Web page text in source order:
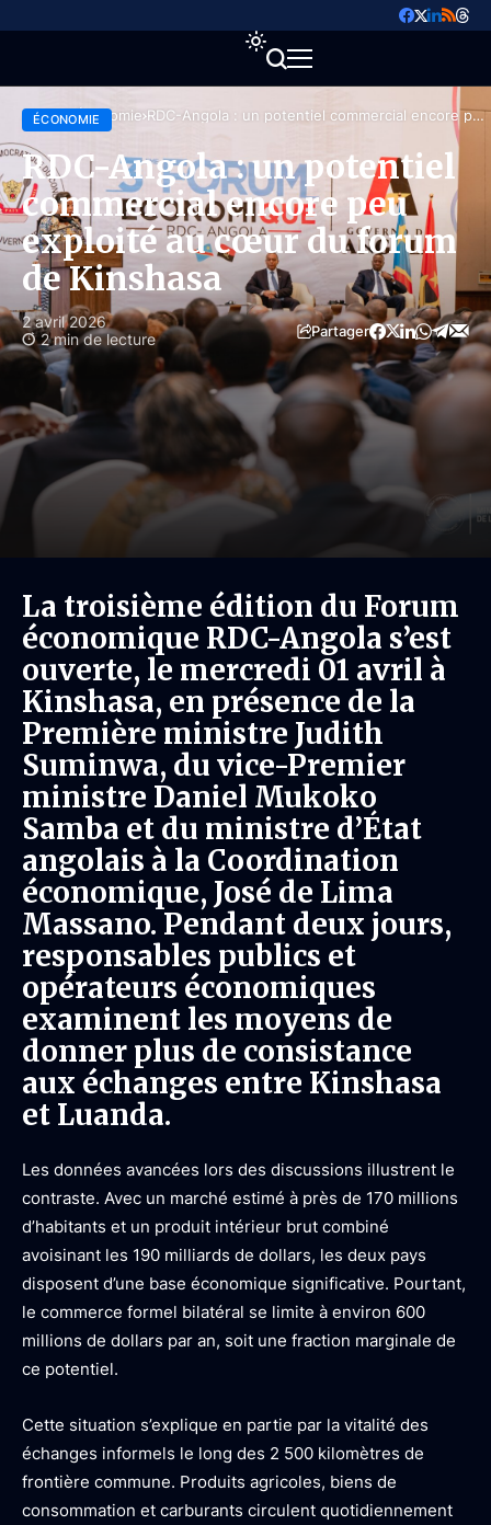
Accueil Économie RDC-Angola : un potentiel commercial encore peu
ÉCONOMIE
RDC-Angola : un potentiel
commercial encore peu
exploité au cœur du forum
de Kinshasa
2 avril 2026
2 min de lecture
Partager
La troisième édition du Forum
économique RDC-Angola s’est
ouverte, le mercredi 01 avril à
Kinshasa, en présence de la
Première ministre Judith
Suminwa, du vice-Premier
ministre Daniel Mukoko
Samba et du ministre d’État
angolais à la Coordination
économique, José de Lima
Massano. Pendant deux jours,
responsables publics et
opérateurs économiques
examinent les moyens de
donner plus de consistance
aux échanges entre Kinshasa
et Luanda.
Les données avancées lors des discussions illustrent le
contraste. Avec un marché estimé à près de 170 millions
d’habitants et un produit intérieur brut combiné
avoisinant les 190 milliards de dollars, les deux pays
disposent d’une base économique significative. Pourtant,
le commerce formel bilatéral se limite à environ 600
millions de dollars par an, soit une fraction marginale de
ce potentiel.
Cette situation s’explique en partie par la vitalité des
échanges informels le long des 2 500 kilomètres de
frontière commune. Produits agricoles, biens de
consommation et carburants circulent quotidiennement